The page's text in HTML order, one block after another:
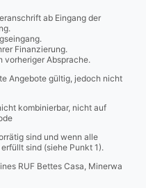
ab Eingang der
Finanzierung.
vorheriger Absprache.
Angebote gültig, jedoch nicht
kombinierbar, nicht auf
sind und wenn alle
sind (siehe Punkt 1).
RUF Bettes Casa, Minerwa